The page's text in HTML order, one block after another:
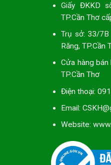
Giấy ĐKKD
TP.Cần Thơ
Trụ sở: 33/
Răng, TP.Cần
Cửa hàng
TP.Cần Thơ
Điện thoại:
Email:
Website: